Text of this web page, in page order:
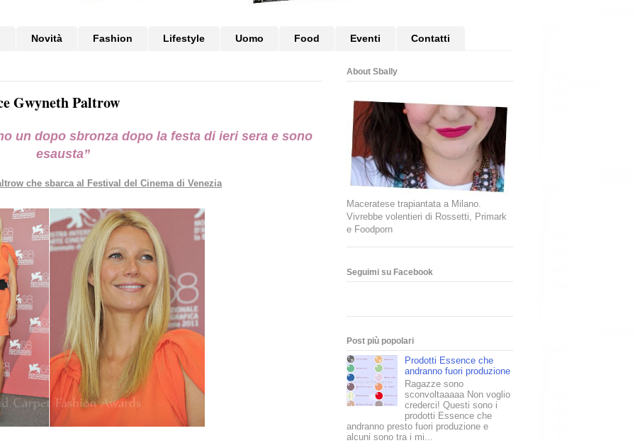
Novità Fashion Lifestyle Uomo Food Eventi Contatti
Gwyneth Paltrow
un dopo sbronza dopo la festa di ieri sera e sono
esausta”
che sbarca al Festival del Cinema di Venezia
About Sbally
Maceratese trapiantata a Milano.
Vivrebbe volentieri di Rossetti, Primark
e Foodporn
Seguimi su Facebook
Post più popolari
Prodotti Essence che
andranno fuori produzione
Ragazze sono
sconvoltaaaaa Non voglio
crederci! Questi sono i
prodotti Essence che
andranno presto fuori produzione e
alcuni sono tra i mi...